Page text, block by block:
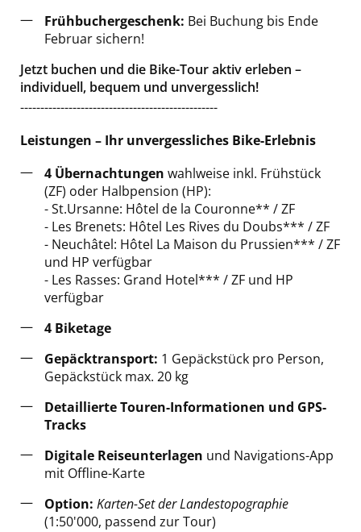
Frühbuchergeschenk: Bei Buchung bis Ende
Februar sichern!
Jetzt buchen und die Bike-Tour aktiv erleben –
individuell, bequem und unvergesslich!
-------------------------------------------------
Leistungen – Ihr unvergessliches Bike-Erlebnis
4 Übernachtungen wahlweise inkl. Frühstück
(ZF) oder Halbpension (HP):
- St.Ursanne: Hôtel de la Couronne** / ZF
- Les Brenets: Hôtel Les Rives du Doubs*** / ZF
- Neuchâtel: Hôtel La Maison du Prussien*** / ZF
und HP verfügbar
- Les Rasses: Grand Hotel*** / ZF und HP
verfügbar
4 Biketage
Gepäcktransport: 1 Gepäckstück pro Person,
Gepäckstück max. 20 kg
Detaillierte Touren-Informationen und GPS-
Tracks
Digitale Reiseunterlagen und Navigations-App
mit Offline-Karte
Option: Karten-Set der Landestopographie
(1:50'000, passend zur Tour)